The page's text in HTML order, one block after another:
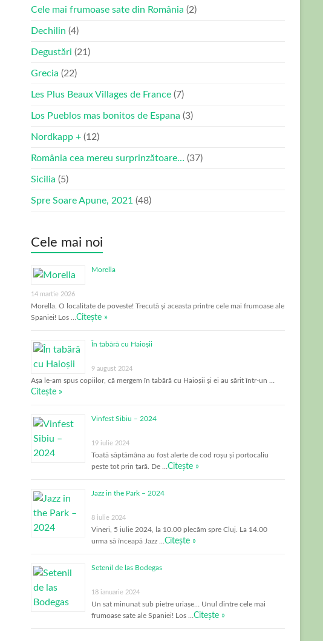
Cele mai frumoase sate din România (2)
Dechilin (4)
Degustări (21)
Grecia (22)
Les Plus Beaux Villages de France (7)
Los Pueblos mas bonitos de Espana (3)
Nordkapp + (12)
România cea mereu surprinzătoare… (37)
Sicilia (5)
Spre Soare Apune, 2021 (48)
Cele mai noi
Morella
14 martie 2026
Morella. O localitate de poveste! Trecută și aceasta printre cele mai frumoase ale
Spaniei! Los … Citește »
În tabără cu Haioșii
9 august 2024
Așa le-am spus copiilor, că mergem în tabără cu Haioșii și ei au sărit într-un …
Citește »
Vinfest Sibiu – 2024
19 iulie 2024
Toată săptămâna au fost alerte de cod roșu și portocaliu
peste tot prin țară. De … Citește »
Jazz in the Park – 2024
8 iulie 2024
Vineri, 5 iulie 2024, la 10.00 plecăm spre Cluj. La 14.00
urma să înceapă Jazz … Citește »
Setenil de las Bodegas
18 ianuarie 2024
Un sat minunat sub pietre uriașe… Unul dintre cele mai
frumoase sate ale Spaniei! Los … Citește »